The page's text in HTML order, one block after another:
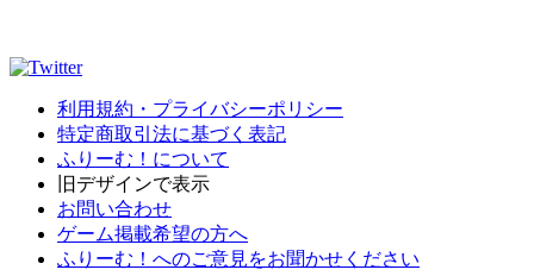
利用規約・プライバシーポリシー
特定商取引法に基づく表記
ふりーむ！について
旧デザインで表示
お問い合わせ
ゲーム掲載希望の方へ
ふりーむ！へのご意見をお聞かせください